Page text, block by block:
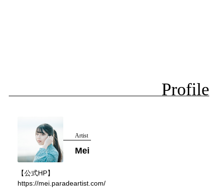
Profile
Artist
Mei
【公式HP】
https://mei.paradeartist.com/